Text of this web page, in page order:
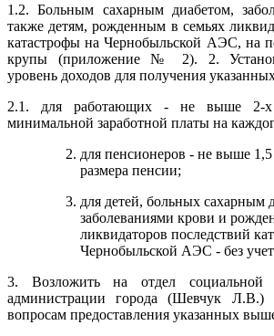
1.2. Больным сахарным диабетом,
также детям, рожденным в семьях
катастрофы на Чернобыльской АЭС, на
крупы (приложение № 2). 2.
уровень доходов для получения
2.1. для работающих - не выше 2-х
минимальной заработной платы на
для пенсионеров - не выше
размера пенсии;
для детей, больных сахарным
заболеваниями крови и
ликвидаторов последствий
Чернобыльской АЭС - без
3. Возложить на отдел социальной
администрации города (Шевчук
вопросам предоставления указанных